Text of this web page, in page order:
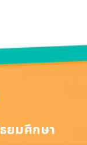
ยมศึกษา